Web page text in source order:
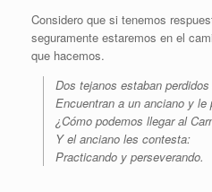
Considero que si tenemos
seguramente estaremos en el
que hacemos.
Dos tejanos estaban
Encuentran a un anciano y le
¿Cómo podemos llegar al
Y el anciano les contesta:
Practicando y perseverando.